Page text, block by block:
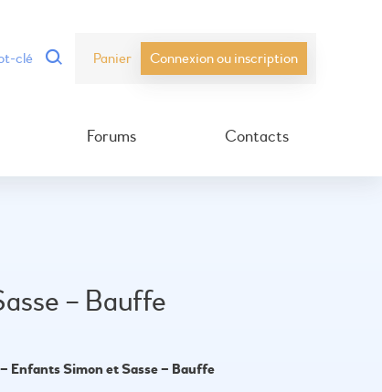
Panier Connexion ou inscription
Forums Contacts
– Bauffe
Enfants Simon et Sasse – Bauffe